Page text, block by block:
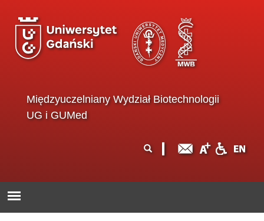
Międzyuczelniany Wydział Biotechnologii
UG i GUMed
wyszukiwania